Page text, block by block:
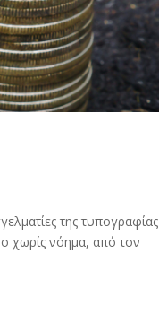
της τυπογραφίας
χωρίς νόημα, από τον